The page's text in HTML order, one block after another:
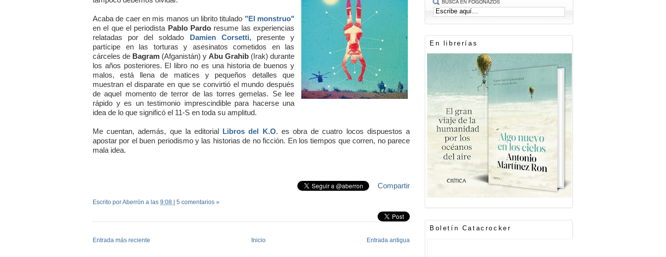
Acaba de caer en mis manos un librito titulado "El monstruo"
en el que el periodista Pablo Pardo resume las experiencias
relatadas por del soldado Damien Corsetti,presente y
partícipe en las torturas y asesinatos cometidos en las
cárceles de Bagram (Afganistán) y Abu Grahib (Irak) durante
los años posteriores. El libro no es una historia de buenos y
malos, está llena de matices y pequeños detalles que
muestran el disparate en que se convirtió el mundo después
de aquel momento de terror de las torres gemelas. Se lee
rápido y es un testimonio imprescindible para hacerse una
idea de lo que significó el 11-S en toda su amplitud.
Me cuentan, además, que la editorial Libros del K.O. es obra de cuatro locos dispuestos a
apostar por el buen periodismo y las historias de no ficción. En los tiempos que corren, no parece
mala idea.
Compartir
Escrito por Aberrón a las 9:08 | 5 comentarios »
Entrada más reciente Entrada antigua
Inicio
En librerías
Boletín Catacrocker